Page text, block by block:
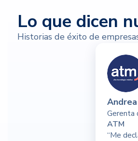
Lo que dicen
Historias de éxito de
Gerenta
ATM
“Me